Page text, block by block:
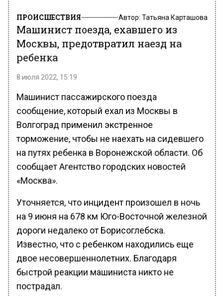
ПРОИСШЕСТВИЯ Автор: Татьяна Карташова
Машинист поезда, ехавшего из
Москвы, предотвратил наезд на
ребенка
8 июля 2022, 15:19
Машинист пассажирского поезда
сообщение, который ехал из Москвы в
Волгоград применил экстренное
торможение, чтобы не наехать на сидевшего
на путях ребенка в Воронежской области. Об
сообщает Агентство городских новостей
«Москва».
Уточняется, что инцидент произошел в ночь
на 9 июня на 678 км Юго-Восточной железной
дороги недалеко от Борисоглебска.
Известно, что с ребенком находились еще
двое несовершеннолетних. Благодаря
быстрой реакции машиниста никто не
пострадал.